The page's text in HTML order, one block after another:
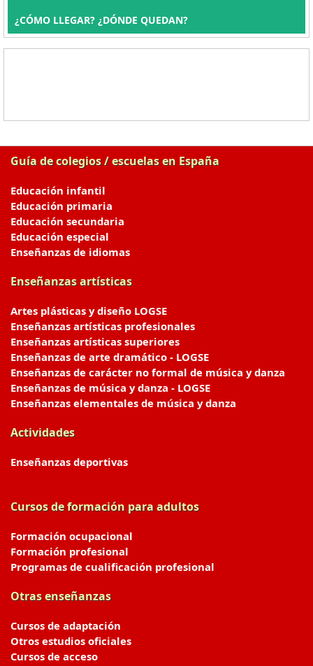
¿CÓMO LLEGAR? ¿DÓNDE QUEDAN?
Guía de colegios / escuelas en España
Educación infantil
Educación primaria
Educación secundaria
Educación especial
Enseñanzas de idiomas
Enseñanzas artísticas
Artes plásticas y diseño LOGSE
Enseñanzas artísticas profesionales
Enseñanzas artísticas superiores
Enseñanzas de arte dramático - LOGSE
Enseñanzas de carácter no formal de música y danza
Enseñanzas de música y danza - LOGSE
Enseñanzas elementales de música y danza
Actividades
Enseñanzas deportivas
Cursos de formación para adultos
Formación ocupacional
Formación profesional
Programas de cualificación profesional
Otras enseñanzas
Cursos de adaptación
Otros estudios oficiales
Cursos de acceso